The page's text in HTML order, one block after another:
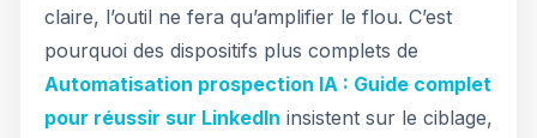
claire, l’outil ne fera qu’amplifier le flou. C’est
pourquoi des dispositifs plus complets de
Automatisation prospection IA : Guide complet
pour réussir sur LinkedIn insistent sur le ciblage,